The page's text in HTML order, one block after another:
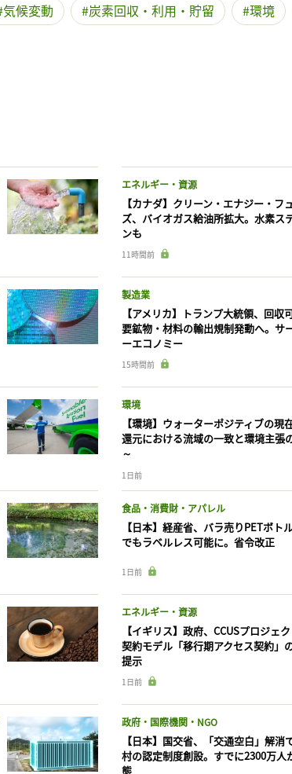
気候変動 炭素回収・利用・貯留 環境
エネルギー・資源
【カナダ】クリーン・エナジー・フ
ズ、バイオガス給油所拡大。水素ス
ンも
11時間前
製造業
【アメリカ】トランプ大統領、回収
要鉱物・材料の輸出規制発動へ。サ
ーエコノミー
15時間前
環境
【環境】ウォーターポジティブの現
還元における流域の一致と環境主張
～
1日前
食品・消費財・アパレル
【日本】経産省、バラ売りPETボト
でもラベルレス可能に。省令改正
1日前
エネルギー・資源
【イギリス】政府、CCUSプロジェ
契約モデル「移行期アクセス契約」
提示
1日前
政府・国際機関・NGO
【日本】国交省、「交通空白」解消
村の認定制度創設。すでに2300万人
態